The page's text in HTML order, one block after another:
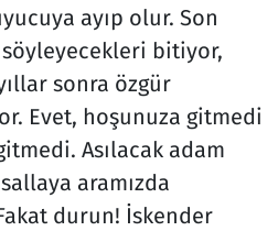
ayıp olur. Son
bitiyor,
sonra özgür
Evet, hoşunuza gitmedi
Asılacak adam
aramızda
durun! İskender